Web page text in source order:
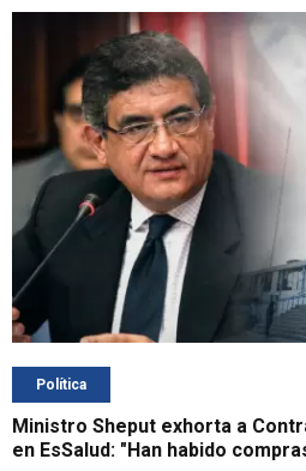
Política
Ministro Sheput exhorta a
en EsSalud: "Han habido